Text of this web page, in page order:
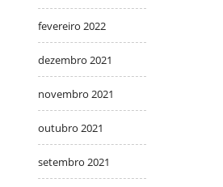
fevereiro 2022
dezembro 2021
novembro 2021
outubro 2021
setembro 2021